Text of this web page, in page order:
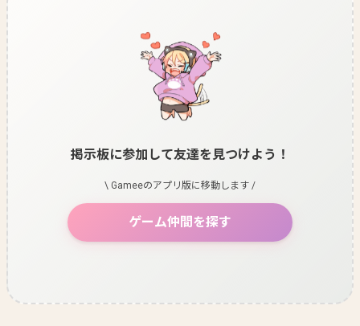
掲示板に参加して友達を見つけよう！
\ Gameeのアプリ版に移動します /
ゲーム仲間を探す